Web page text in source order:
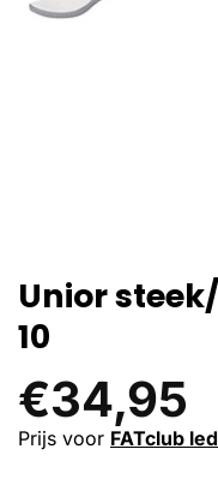
Unior
10
€34,95
Prijs voor FATclub